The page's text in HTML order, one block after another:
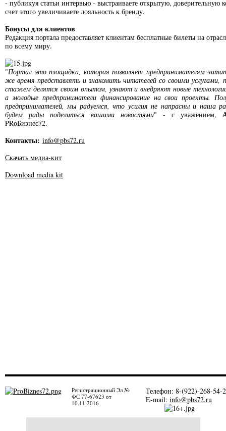
- публикуя статьи интервью - выстраиваете открытую, доверительную
счет этого увеличиваете лояльность к бренду.
Бонусы для клиентов
Редакция портала предоставляет клиентам бесплатные билеты на
по всему миру.
"Портал это площадка, которая позволяет предпринимателям
же время представлять и знакомить читателей со своими услугами,
стажем делятся своим опытом, узнают и внедряют новые
а молодые предприниматели финансирование на свои проекты.
предпринимателей, мы радуемся, что усилия не напрасны и наша
будем рады поделиться вашими новостями" - с уважением,
PRоБизнес72.
Контакты: info@pbs72.ru
Скачать медиа-кит
Download media kit
Регистрационный Эл №
ФС 77-67623 от
10.11.2016
Телефон: 8-(922)-268-54-
E-mail: info@pbs72.ru